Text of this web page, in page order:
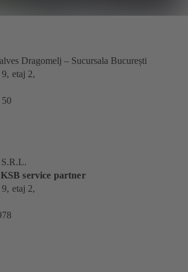
Dragomelj – Sucursala București
etaj 2,
service partner
etaj 2,